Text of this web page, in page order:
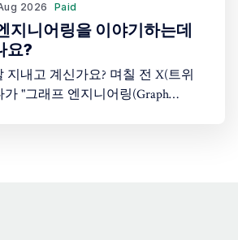
2026 Paid
지니어링을 이야기하는데
요?
"그래프 엔지니어링(Graph